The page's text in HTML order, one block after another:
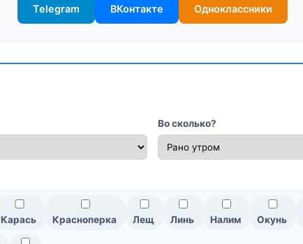
Telegram ВКонтакте Одноклассники
Во сколько?
Карась Красноперка Лещ Линь Налим Окунь